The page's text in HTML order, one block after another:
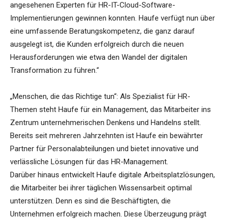
angesehenen Experten für HR-IT-Cloud-Software-
Implementierungen gewinnen konnten. Haufe verfügt nun über
eine umfassende Beratungskompetenz, die ganz darauf
ausgelegt ist, die Kunden erfolgreich durch die neuen
Herausforderungen wie etwa den Wandel der digitalen
Transformation zu führen.“
„Menschen, die das Richtige tun“: Als Spezialist für HR-
Themen steht Haufe für ein Management, das Mitarbeiter ins
Zentrum unternehmerischen Denkens und Handelns stellt.
Bereits seit mehreren Jahrzehnten ist Haufe ein bewährter
Partner für Personalabteilungen und bietet innovative und
verlässliche Lösungen für das HR-Management.
Darüber hinaus entwickelt Haufe digitale Arbeitsplatzlösungen,
die Mitarbeiter bei ihrer täglichen Wissensarbeit optimal
unterstützen. Denn es sind die Beschäftigten, die
Unternehmen erfolgreich machen. Diese Überzeugung prägt